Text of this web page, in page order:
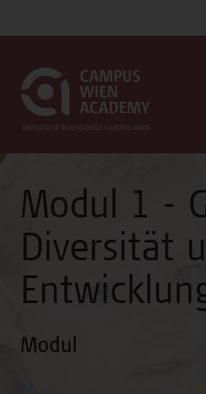
Modul 1 -
Diversität
Modul